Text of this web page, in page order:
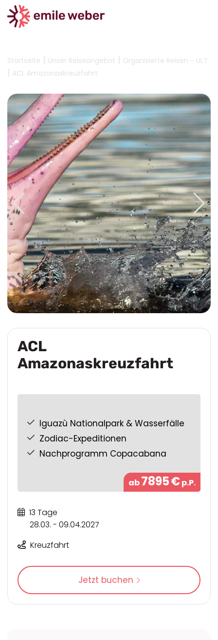
Startseite | Unser Reiseangebot | Organisierte Reisen - ULT
| ACL Amazonaskreuzfahrt
ACL
Amazonaskreuzfahrt
Iguazù Nationalpark & Wasserfälle
Zodiac-Expeditionen
Nachprogramm Copacabana
ab7895€p.P.
13 Tage
28.03. - 09.04.2027
Kreuzfahrt
Jetzt buchen